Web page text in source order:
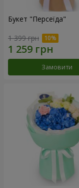
Букет "Персеїда"
1 399 грн
Замовити